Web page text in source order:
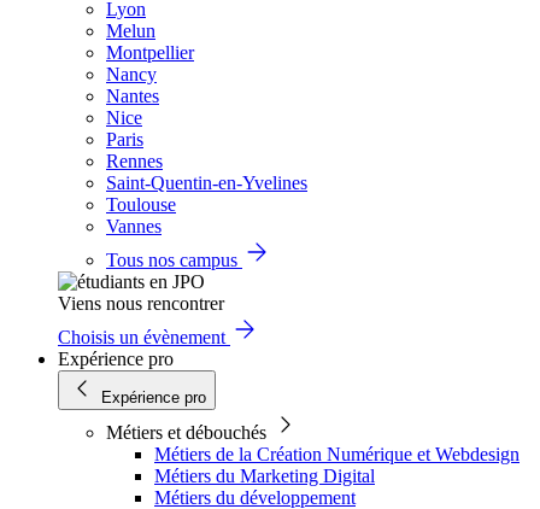
Lyon
Melun
Montpellier
Nancy
Nantes
Nice
Paris
Rennes
Saint-Quentin-en-Yvelines
Toulouse
Vannes
Tous nos campus
Viens nous rencontrer
Choisis un évènement
Expérience pro
Expérience pro
Métiers et débouchés
Métiers de la Création Numérique et Webdesign
Métiers du Marketing Digital
Métiers du développement